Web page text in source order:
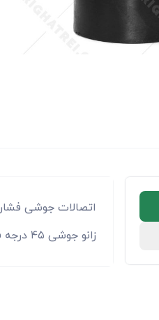
اتصالات جوشی فشار ۶
زانو جوشی ۴۵ درجه فشار ۶